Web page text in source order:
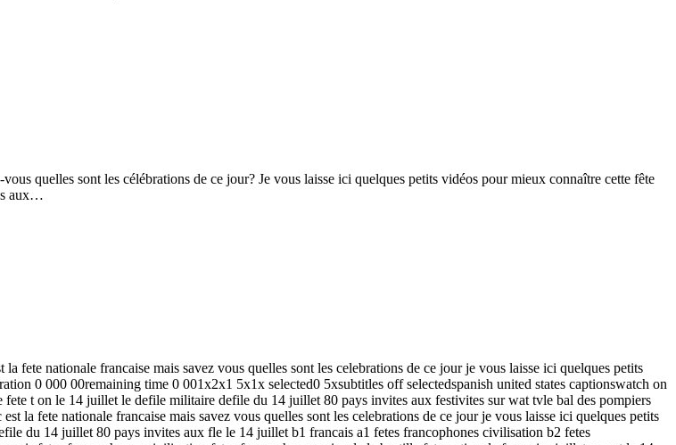
quelles sont les célébrations de ce jour? Je vous laisse ici quelques petits vidéos pour mieux connaître cette fête
aux…
fete nationale francaise mais savez vous quelles sont les celebrations de ce jour je vous laisse ici quelques petits
0 000 00remaining time 0 001x2x1 5x1x selected0 5xsubtitles off selectedspanish united states captionswatch on
t on le 14 juillet le defile militaire defile du 14 juillet 80 pays invites aux festivites sur wat tvle bal des pompiers
la fete nationale francaise mais savez vous quelles sont les celebrations de ce jour je vous laisse ici quelques petits
du 14 juillet 80 pays invites aux fle le 14 juillet b1 francais a1 fetes francophones civilisation b2 fetes